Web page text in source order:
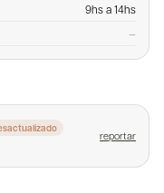
9hs a 14hs
—
reportar